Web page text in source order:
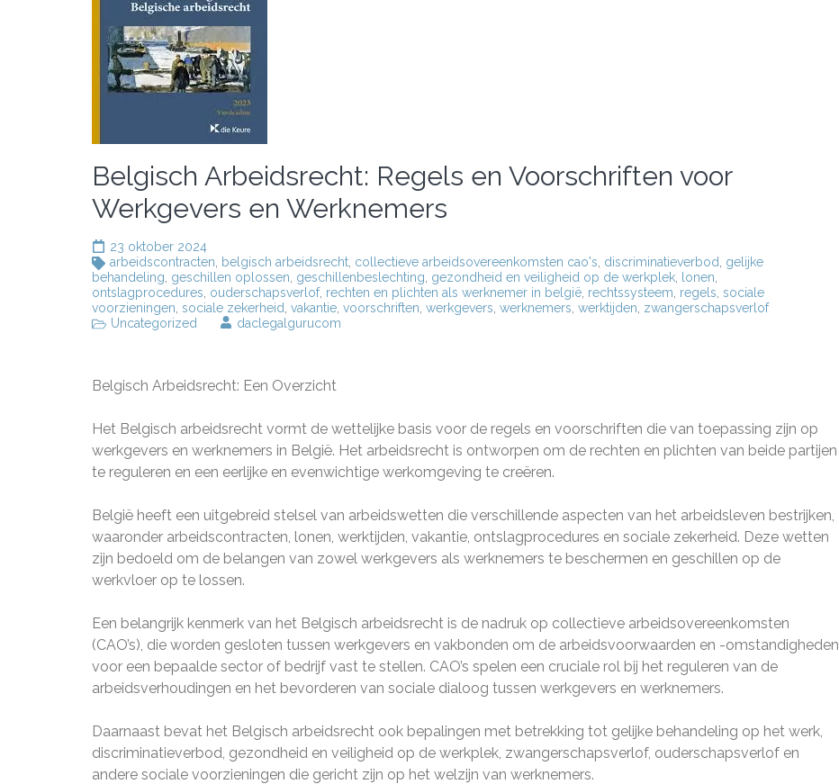
Belgisch Arbeidsrecht: Regels en Voorschriften voor
Werkgevers en Werknemers
23 oktober 2024
arbeidscontracten
belgisch arbeidsrecht collectieve arbeidsovereenkomsten cao's discriminatieverbod
gelijke
behandeling geschillen oplossen geschillenbeslechting gezondheid en veiligheid op de werkplek lonen
ontslagprocedures ouderschapsverlof, rechten en plichten als werknemer in belgië rechtssysteem regels sociale
voorzieningen sociale zekerheid vakantie voorschriften werkgevers werknemers werktijden zwangerschapsverlof
Uncategorized
daclegalgurucom
Belgisch Arbeidsrecht: Een Overzicht
Het Belgisch arbeidsrecht vormt de wettelijke basis voor de regels en voorschriften die van toepassing zijn op
werkgevers en werknemers in België. Het arbeidsrecht is ontworpen om de rechten en plichten van beide partijen
te reguleren en een eerlijke en evenwichtige werkomgeving te creëren.
België heeft een uitgebreid stelsel van arbeidswetten die verschillende aspecten van het arbeidsleven bestrijken,
waaronder arbeidscontracten, lonen, werktijden, vakantie, ontslagprocedures en sociale zekerheid. Deze wetten
zijn bedoeld om de belangen van zowel werkgevers als werknemers te beschermen en geschillen op de
werkvloer op te lossen.
Een belangrijk kenmerk van het Belgisch arbeidsrecht is de nadruk op collectieve arbeidsovereenkomsten
(CAO’s), die worden gesloten tussen werkgevers en vakbonden om de arbeidsvoorwaarden en -omstandigheden
voor een bepaalde sector of bedrijf vast te stellen. CAO’s spelen een cruciale rol bij het reguleren van de
arbeidsverhoudingen en het bevorderen van sociale dialoog tussen werkgevers en werknemers.
Daarnaast bevat het Belgisch arbeidsrecht ook bepalingen met betrekking tot gelijke behandeling op het werk,
discriminatieverbod, gezondheid en veiligheid op de werkplek, zwangerschapsverlof, ouderschapsverlof en
andere sociale voorzieningen die gericht zijn op het welzijn van werknemers.